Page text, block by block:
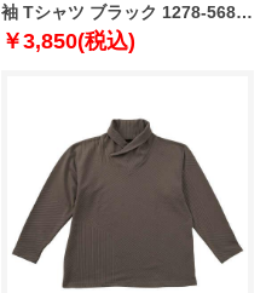
袖 Tシャツ ブラック 1278-5680-
2 3L 4L 5L 6L
￥3,850(税込)